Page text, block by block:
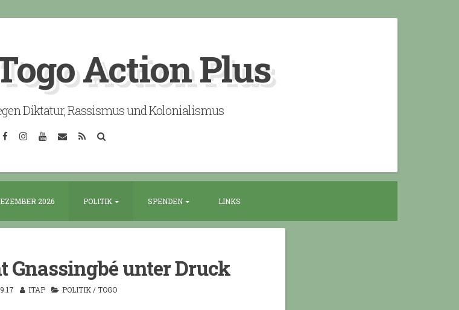
Action Plus
Diktatur, Rassismus und Kolonialismus
FacebookInstagramYouTube
EmailRSS
2026 POLITIK SPENDEN LINKS
Gnassingbé unter Druck
ITAP POLITIK/TOGO